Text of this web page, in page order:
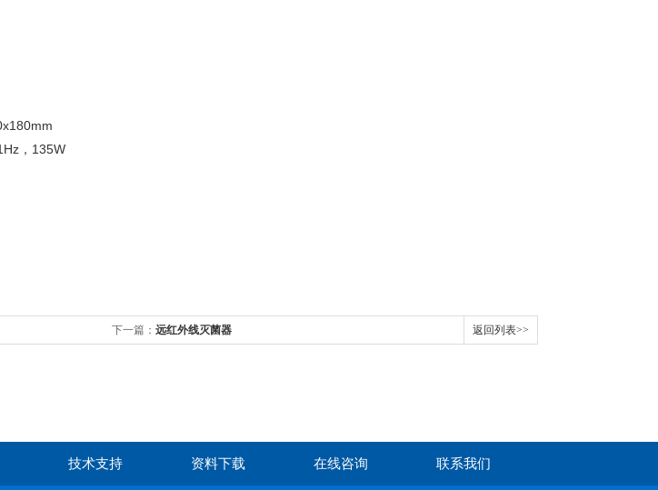
II
，135W
下一篇： 远红外线灭菌器 返回列表>>
技术支持 资料下载 在线咨询 联系我们